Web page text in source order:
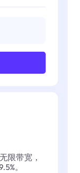
限带宽，
。